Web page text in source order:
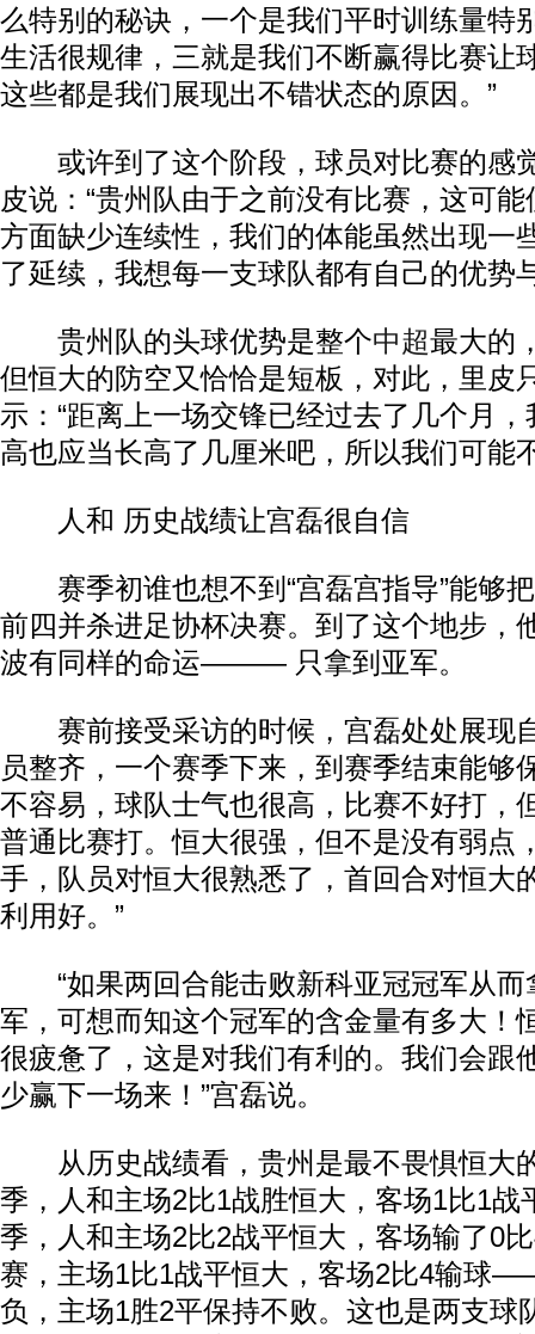
么特别的秘诀，一个是我们平时训练量特
生活很规律，三就是我们不断赢得比赛让
这些都是我们展现出不错状态的原因。”
或许到了这个阶段，球员对比赛的感
皮说：“贵州队由于之前没有比赛，这可
方面缺少连续性，我们的体能虽然出现一
了延续，我想每一支球队都有自己的优势
贵州队的头球优势是整个中超最大的
但恒大的防空又恰恰是短板，对此，里皮
示：“距离上一场交锋已经过去了几个月
高也应当长高了几厘米吧，所以我们可能
人和 历史战绩让宫磊很自信
赛季初谁也想不到“宫磊宫指导”能够
前四并杀进足协杯决赛。到了这个地步，
波有同样的命运——— 只拿到亚军。
赛前接受采访的时候，宫磊处处展现
员整齐，一个赛季下来，到赛季结束能够
不容易，球队士气也很高，比赛不好打，
普通比赛打。恒大很强，但不是没有弱点
手，队员对恒大很熟悉了，首回合对恒大
利用好。”
“如果两回合能击败新科亚冠冠军从而
军，可想而知这个冠军的含金量有多大！
很疲惫了，这是对我们有利的。我们会跟
少赢下一场来！”宫磊说。
从历史战绩看，贵州是最不畏惧恒大
季，人和主场2比1战胜恒大，客场1比1战
季，人和主场2比2战平恒大，客场输了0
赛，主场1比1战平恒大，客场2比4输球
负，主场1胜2平保持不败。这也是两支球